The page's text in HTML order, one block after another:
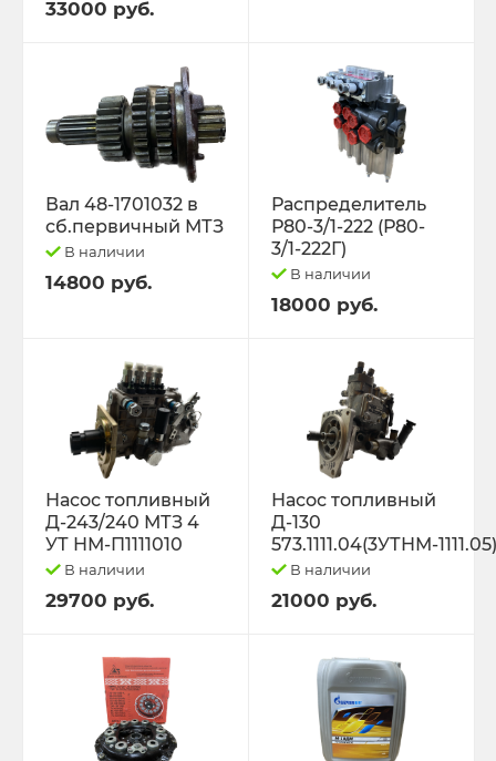
33000 руб.
Вал 48-1701032 в
сб.первичный МТЗ
В наличии
14800 руб.
Распределитель
Р80-3/1-222 (Р80-
3/1-222Г)
В наличии
18000 руб.
Насос топливный
Д-243/240 МТЗ 4
УТ НМ-П1111010
В наличии
29700 руб.
Насос топливный
Д-130
573.1111.04(3УТНМ-1111.05)
В наличии
21000 руб.